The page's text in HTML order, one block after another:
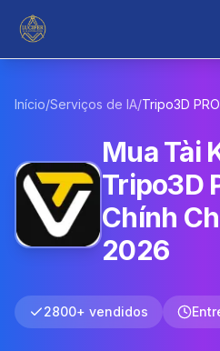
Início/Serviços de IA/Tripo3D PRO
Mua Tài
Tripo3D
Chính
2026
2800+ vendidos